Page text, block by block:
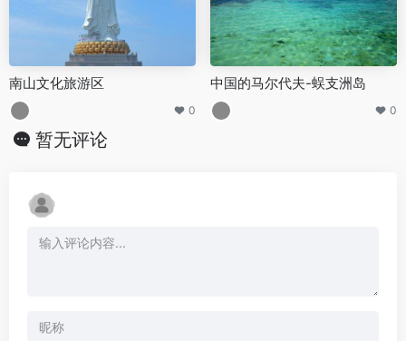
南山文化旅游区
0
中国的马尔代夫-蜈支洲岛
0
暂无评论